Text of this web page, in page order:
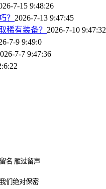
7-15 9:48:26
？ 2026-7-13 9:47:45
稀有装备？ 2026-7-10 9:47:32
7-9 9:49:0
7-7 9:47:36
名 雁过留声
们绝对保密